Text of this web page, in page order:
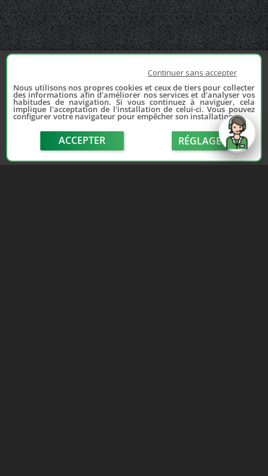
Continuer sans accepter
Nous utilisons nos propres cookies et ceux de tiers pour collecter
des informations afin d'améliorer nos services et d'analyser vos
habitudes de navigation. Si vous continuez à naviguer, cela
implique l'acceptation de l'installation de celui-ci. Vous pouvez
configurer votre navigateur pour empêcher son installation.
ACCEPTER RÉGLAGE